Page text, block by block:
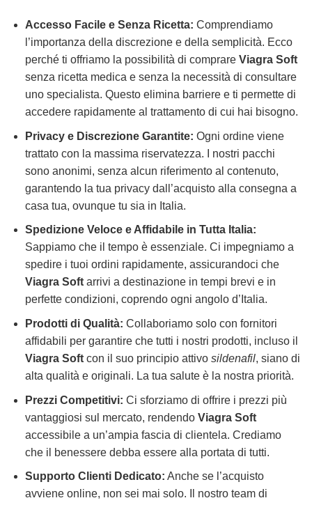
Accesso Facile e Senza Ricetta: Comprendiamo
l’importanza della discrezione e della semplicità. Ecco
perché ti offriamo la possibilità di comprare Viagra Soft
senza ricetta medica e senza la necessità di consultare
uno specialista. Questo elimina barriere e ti permette di
accedere rapidamente al trattamento di cui hai bisogno.
Privacy e Discrezione Garantite: Ogni ordine viene
trattato con la massima riservatezza. I nostri pacchi
sono anonimi, senza alcun riferimento al contenuto,
garantendo la tua privacy dall’acquisto alla consegna a
casa tua, ovunque tu sia in Italia.
Spedizione Veloce e Affidabile in Tutta Italia:
Sappiamo che il tempo è essenziale. Ci impegniamo a
spedire i tuoi ordini rapidamente, assicurandoci che
Viagra Softarrivi a destinazione in tempi brevi e in
perfette condizioni, coprendo ogni angolo d’Italia.
Prodotti di Qualità: Collaboriamo solo con fornitori
affidabili per garantire che tutti i nostri prodotti, incluso il
Viagra Softcon il suo principio attivo sildenafil, siano di
alta qualità e originali. La tua salute è la nostra priorità.
Prezzi Competitivi: Ci sforziamo di offrire i prezzi più
vantaggiosi sul mercato, rendendo Viagra Soft
accessibile a un’ampia fascia di clientela. Crediamo
che il benessere debba essere alla portata di tutti.
Supporto Clienti Dedicato: Anche se l’acquisto
avviene online, non sei mai solo. Il nostro team di